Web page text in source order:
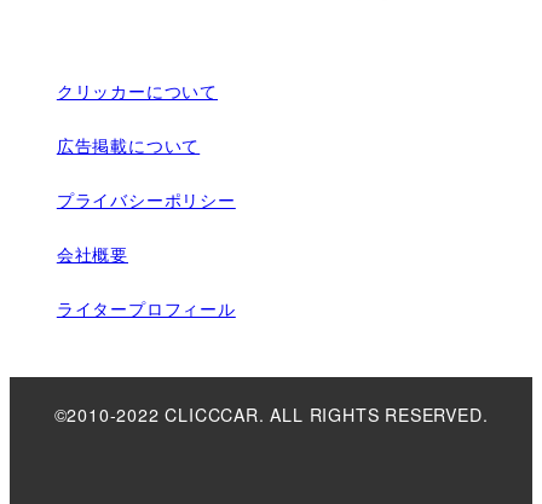
クリッカーについて
広告掲載について
プライバシーポリシー
会社概要
ライタープロフィール
©2010-2022 CLICCCAR. ALL RIGHTS RESERVED.